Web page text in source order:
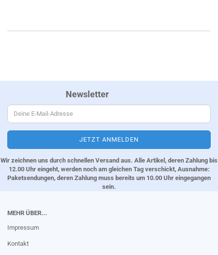
Newsletter
Wir zeichnen uns durch schnellen Versand aus. Alle Artikel, deren Zahlung bis
12.00 Uhr eingeht, werden noch am gleichen Tag verschickt, Ausnahme:
Paketsendungen, deren Zahlung muss bereits um 10.00 Uhr eingegangen
sein.
MEHR ÜBER...
Impressum
Kontakt